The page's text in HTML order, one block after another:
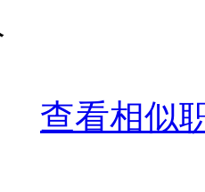
查看相似